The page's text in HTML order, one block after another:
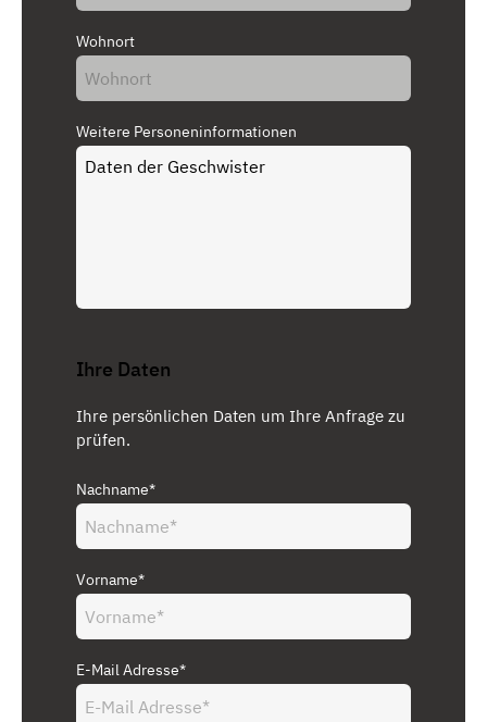
Wohnort
Weitere Personeninformationen
Ihre Daten
Ihre persönlichen Daten um Ihre Anfrage zu
prüfen.
Nachname*
Vorname*
E-Mail Adresse*